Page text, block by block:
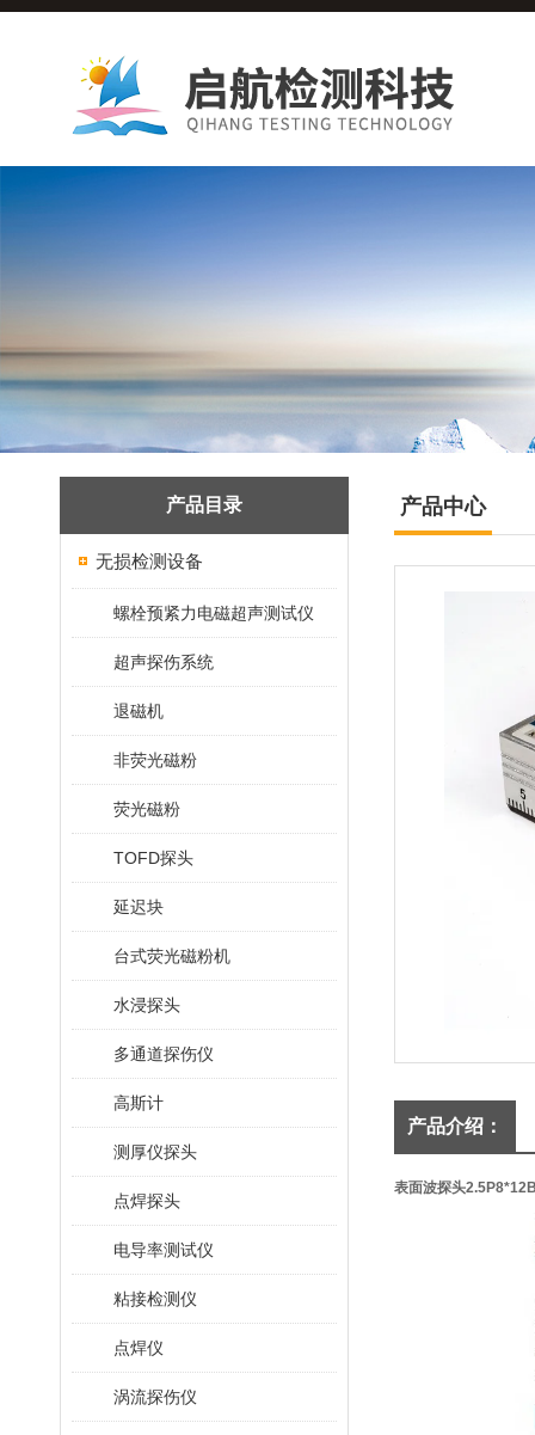
产品目录
无损检测设备
螺栓预紧力电磁超声测试仪
超声探伤系统
退磁机
非荧光磁粉
荧光磁粉
TOFD探头
延迟块
台式荧光磁粉机
水浸探头
多通道探伤仪
高斯计
测厚仪探头
点焊探头
电导率测试仪
粘接检测仪
点焊仪
涡流探伤仪
产品中心
产品介绍：
表面波探头